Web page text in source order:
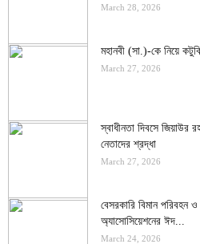
March 28, 2026
মহানবী (সা.)-কে নিয়ে
March 27, 2026
স্বাধীনতা দিবসে জিয়াউর
নেতাদের শ্রদ্ধা
March 27, 2026
বেসরকারি বিমান পরিবহন ও
অ্যাসোসিয়েশনের ঈদ...
March 24, 2026